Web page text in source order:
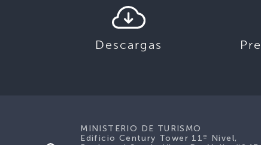
Descargas
MINISTERIO DE TURISMO
Edificio Century Tower 11º Nivel,